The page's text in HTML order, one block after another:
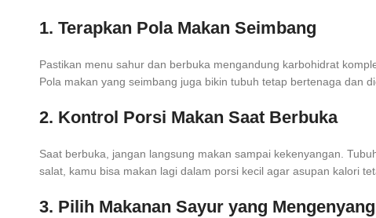
1. Terapkan Pola Makan Seimbang
Pastikan menu sahur dan berbuka mengandung karbohidrat
Pola makan yang seimbang juga bikin tubuh tetap bertenaga dan
2. Kontrol Porsi Makan Saat Berbuka
Saat berbuka, jangan langsung makan sampai kekenyangan.
salat, kamu bisa makan lagi dalam porsi kecil agar asupan kalori
3. Pilih Makanan Sayur yang